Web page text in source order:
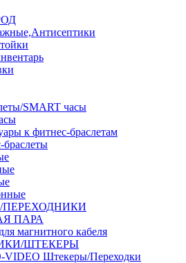
SMART часы
к фитнес-браслетам
ПАРА
магнитного кабеля
ШТЕКЕРЫ
VIDEO Штекеры/Переходки